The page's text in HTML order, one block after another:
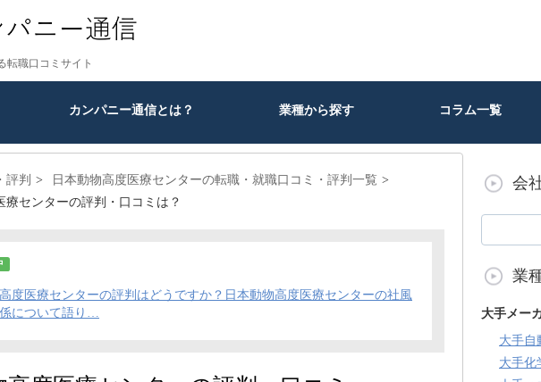
転職口コミサイト
カンパニー通信とは？ 業種から探す コラム一覧
評判
日本動物高度医療センターの転職・就職口コミ・評判一覧
療センターの評判・口コミは？
度医療センターの評判はどうですか？日本動物高度医療センターの社風
について語り…
会
業
大手メー
大手自
大手化